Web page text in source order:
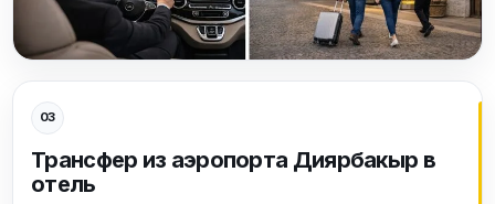
03
Трансфер из аэропорта Диярбакыр в
отель